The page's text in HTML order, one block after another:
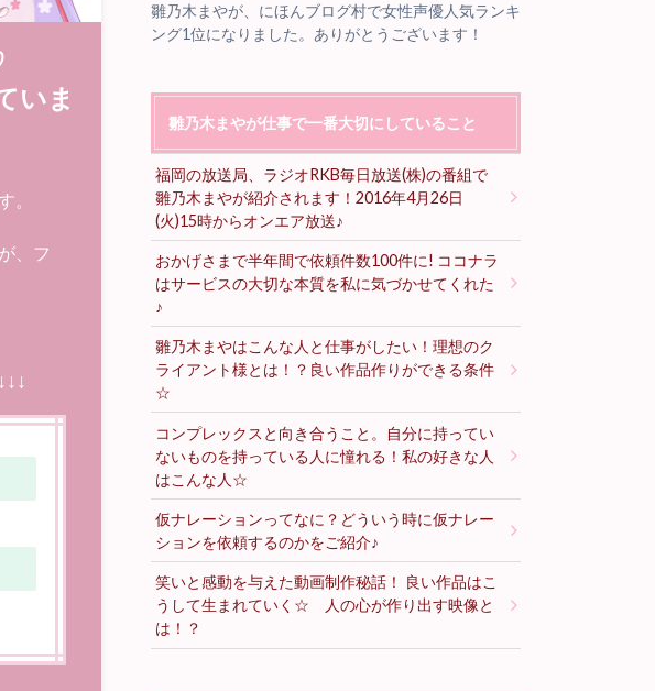
いま
。
、フ
雛乃木まやが、にほんブログ村で女性声優人気ランキ
ング1位になりました。ありがとうございます！
雛乃木まやが仕事で一番大切にしていること
福岡の放送局、ラジオRKB毎日放送(株)の番組で
雛乃木まやが紹介されます！2016年4月26日
(火)15時からオンエア放送♪
おかげさまで半年間で依頼件数100件に! ココナラ
はサービスの大切な本質を私に気づかせてくれた
♪
雛乃木まやはこんな人と仕事がしたい！理想のク
ライアント様とは！？良い作品作りができる条件
☆
コンプレックスと向き合うこと。自分に持ってい
ないものを持っている人に憧れる！私の好きな人
はこんな人☆
仮ナレーションってなに？どういう時に仮ナレー
ションを依頼するのかをご紹介♪
笑いと感動を与えた動画制作秘話！ 良い作品はこ
うして生まれていく☆ 人の心が作り出す映像と
は！？